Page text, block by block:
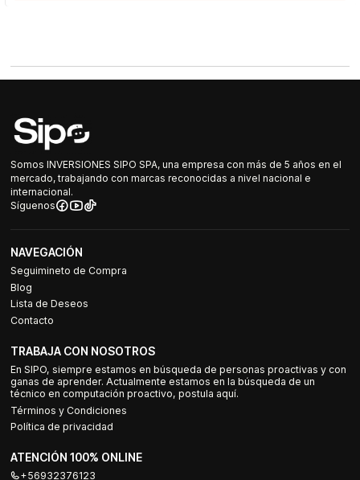
Somos INVERSIONES SIPO SPA, una empresa con más de 5 años en el
mercado, trabajando con marcas reconocidas a nivel nacional e
internacional.
Síguenos
NAVEGACIÓN
Seguimineto de Compra
Blog
Lista de Deseos
Contacto
TRABAJA CON NOSOTROS
En SIPO, siempre estamos en búsqueda de personas proactivas y con
ganas de aprender. Actualmente estamos en la búsqueda de un
técnico en computación proactivo, postula aquí.
Términos y Condiciones
Política de privacidad
ATENCIÓN 100% ONLINE
+56932376123